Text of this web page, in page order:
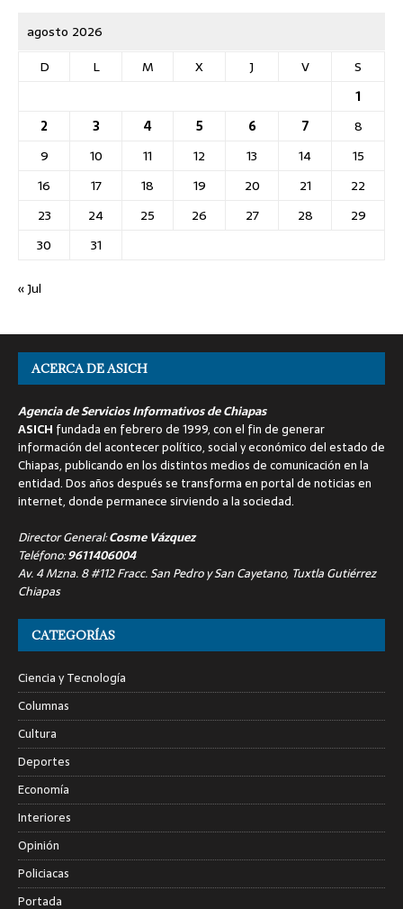
agosto 2026
D
L M X J V
S
1
2
3 4 5 6 7
8
9
10 11 12 13 14
15
16
17 18 19 20 21
22
23
24 25 26 27 28
29
30
31
« Jul
ACERCA DE ASICH
Agencia de Servicios Informativos de Chiapas
ASICH fundada en febrero de 1999, con el fin de generar
información del acontecer político, social y económico del estado de
Chiapas, publicando en los distintos medios de comunicación en la
entidad. Dos años después se transforma en portal de noticias en
internet, donde permanece sirviendo a la sociedad.
Director General:Cosme Vázquez
Teléfono:9611406004
Av. 4 Mzna. 8 #112 Fracc. San Pedro y San Cayetano, Tuxtla Gutiérrez
Chiapas
CATEGORÍAS
Ciencia y Tecnología
Columnas
Cultura
Deportes
Economía
Interiores
Opinión
Policiacas
Portada